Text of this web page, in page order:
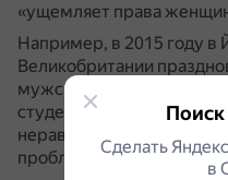
«ущемляет права
Например, в 2015 году в
Великобритании
мужского дня было
студентов, которые
неравенством, с
проблемы мужчин.
Поиск
Сделать
в